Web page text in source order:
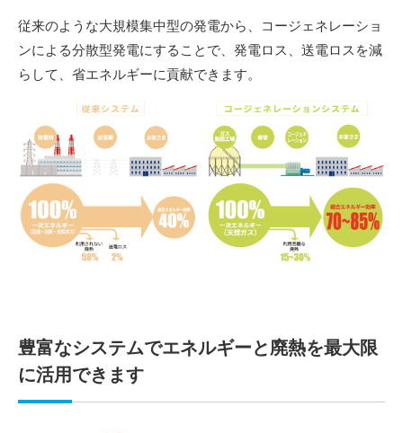
従来のような大規模集中型の発電から、コージェネレーショ
ンによる分散型発電にすることで、発電ロス、送電ロスを減
らして、省エネルギーに貢献できます。
豊富なシステムでエネルギーと廃熱を最大限
に活用できます